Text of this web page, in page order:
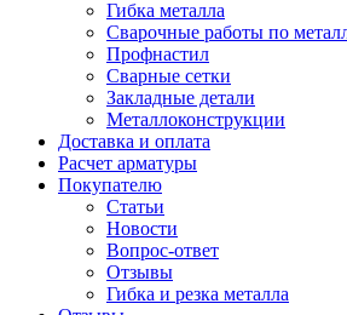
никельсодержащий
Круг
нержавеющий
безникелевый
жаропрочный
Круг
нержавеющий
никельсодержащий
Шестигранник
нержавеющий
никельсодержащий
Шестигранник
нержавеющий
безникелевый
Гибка металла
Сварочные работы по
Профнастил
Сварные сетки
Закладные детали
Металлоконструкции
Доставка и оплата
Расчет арматуры
Покупателю
Статьи
Новости
Вопрос-ответ
Отзывы
Гибка и резка металла